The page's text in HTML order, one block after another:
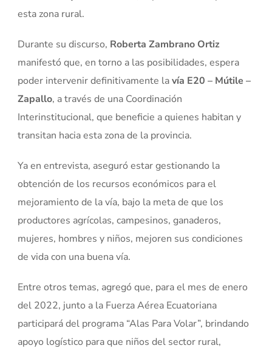
esta zona rural.
Durante su discurso, Roberta Zambrano Ortiz
manifestó que, en torno a las posibilidades, espera
poder intervenir definitivamente lavía E20 – Mútile –
Zapallo, a través de una Coordinación
Interinstitucional, que beneficie a quienes habitan y
transitan hacia esta zona de la provincia.
Ya en entrevista, aseguró estar gestionando la
obtención de los recursos económicos para el
mejoramiento de la vía, bajo la meta de que los
productores agrícolas, campesinos, ganaderos,
mujeres, hombres y niños, mejoren sus condiciones
de vida con una buena vía.
Entre otros temas, agregó que, para el mes de enero
del 2022, junto a la Fuerza Aérea Ecuatoriana
participará del programa “Alas Para Volar”, brindando
apoyo logístico para que niños del sector rural,